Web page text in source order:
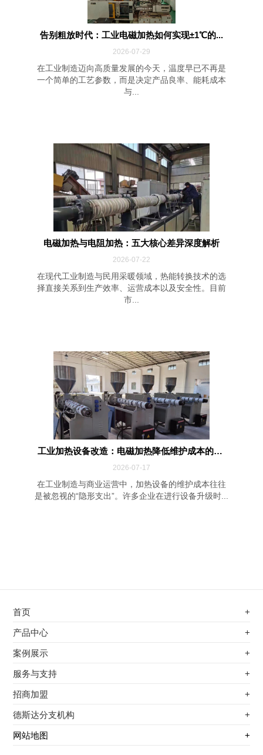
告别粗放时代：工业电磁加热如何实现±1℃的...
2026-07-29
在工业制造迈向高质量发展的今天，温度早已不再是
一个简单的工艺参数，而是决定产品良率、能耗成本
与...
电磁加热与电阻加热：五大核心差异深度解析
2026-07-22
在现代工业制造与民用采暖领域，热能转换技术的选
择直接关系到生产效率、运营成本以及安全性。目前
市...
工业加热设备改造：电磁加热降低维护成本的四...
2026-07-17
在工业制造与商业运营中，加热设备的维护成本往往
是被忽视的“隐形支出”。许多企业在进行设备升级时...
首页 +
不锈钢专用电磁加热器
电磁蒸汽发生器
电磁加热棒配件
扩散泵电磁加热器
产品中心 +
不锈钢专用电磁加热器
电磁蒸汽发生器
电磁加热棒配件
案例展示 +
最新案例
其他应用
服务与支持 +
服务覆盖网络
服务流程
招商加盟 +
前景分析
加盟条件
德斯达分支机构 +
江信电子机构
网站地图 +